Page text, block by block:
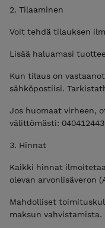
2. Tilaaminen
Voit tehdä tilauksen
Lisää haluamasi
Kun tilaus on
sähköpostiisi.
Jos huomaat virheen,
välittömästi:
3. Hinnat
Kaikki hinnat
olevan arvonlisäveron
Mahdolliset
maksun vahvistamista.